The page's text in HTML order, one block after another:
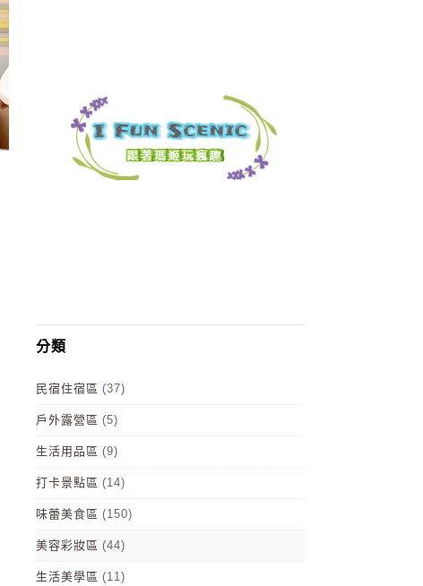
分類
民宿住宿區 (37)
戶外露營區 (5)
生活用品區 (9)
打卡景點區 (14)
味蕾美食區 (150)
美容彩妝區 (44)
生活美學區 (11)